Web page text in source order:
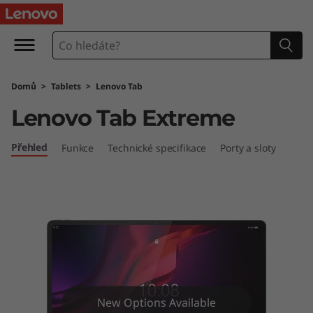
L
n
o
o
Domů > Tablets > Lenovo Tab
Lenovo Tab Extreme
Přehled Funkce Technické specifikace Porty a sloty
New Options Available